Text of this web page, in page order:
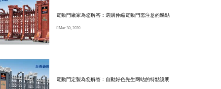
電動門廠家為您解答：選購伸縮電動門需注意的幾點
Mar 30, 2020
電動門定製為您解答：自動好色先生网站的特點說明